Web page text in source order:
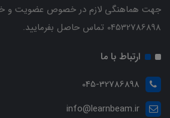
جهت هماهنگی لازم در خصوص عضویت و
04532786898 تماس حاصل بفرمایید.
ارتباط با ما
045-32786898
info@learnbeam.ir